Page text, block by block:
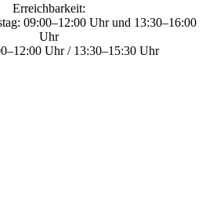
Erreichbarkeit:
09:00–12:00 Uhr und 13:30–16:00
Uhr
Uhr / 13:30–15:30 Uhr